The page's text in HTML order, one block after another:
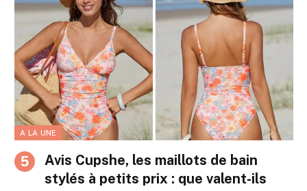
A LA UNE
Avis Cupshe, les maillots de bain
stylés à petits prix : que valent-ils